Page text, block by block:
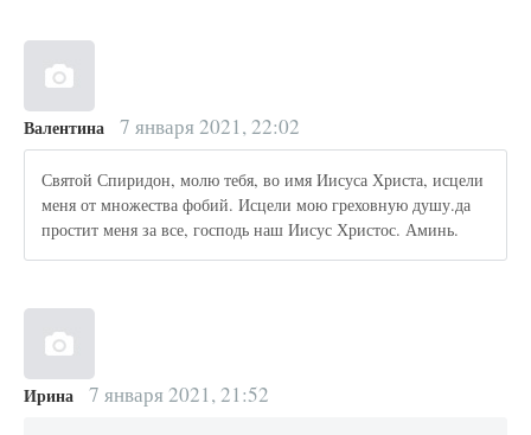
Валентина 7 января 2021, 22:02
Святой Спиридон, молю тебя, во имя Иисуса Христа, исцели
меня от множества фобий. Исцели мою греховную душу.да
простит меня за все, господь наш Иисус Христос. Аминь.
Ирина 7 января 2021, 21:52